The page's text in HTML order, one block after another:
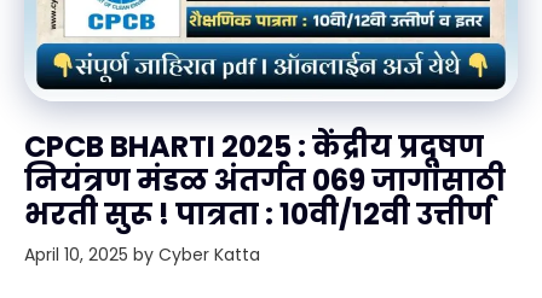
CPCB BHARTI 2025 : केंद्रीय प्रदूषण
नियंत्रण मंडळ अंतर्गत 069 जागांसाठी
भरती सुरू ! पात्रता : 10वी/12वी उत्तीर्ण
April 10, 2025 by Cyber Katta